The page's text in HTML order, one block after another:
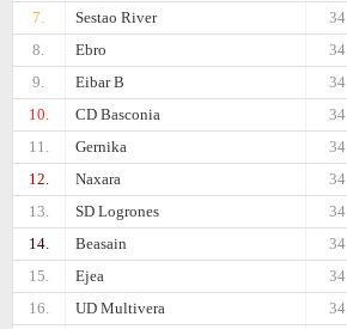
7.
Sestao River
34
8.
Ebro
34
9.
Eibar B
34
10.
CD Basconia
34
11.
Gernika
34
12.
Naxara
34
13.
SD Logrones
34
14.
Beasain
34
15.
Ejea
34
16.
UD Multivera
34